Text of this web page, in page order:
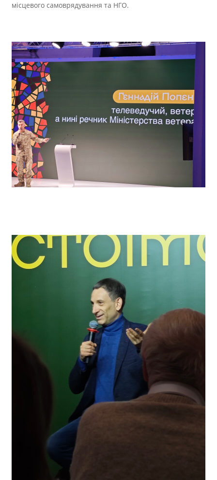
місцевого самоврядування та НГО.